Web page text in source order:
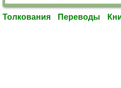
Толкования Переводы